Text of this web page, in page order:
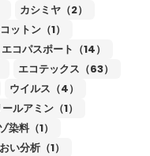
カシミヤ（2）
ットン（1）
エコパスポート（14）
エコテックス（63）
ウイルス（4）
ルアミン（1）
染料（1）
い分析（1）